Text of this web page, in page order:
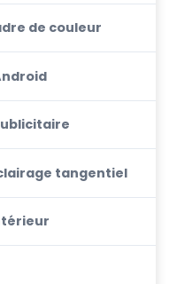
de couleur
tangentiel